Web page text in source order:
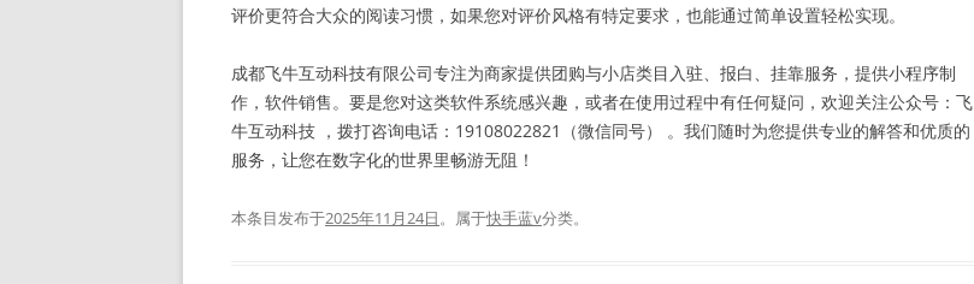
评价更符合大众的阅读习惯，如果您对评价风格有特定要求，也能通过简单设置轻松实现。
成都飞牛互动科技有限公司专注为商家提供团购与小店类目入驻、报白、挂靠服务，提供小程序制
作，软件销售。要是您对这类软件系统感兴趣，或者在使用过程中有任何疑问，欢迎关注公众号：飞
牛互动科技 ，拨打咨询电话：19108022821（微信同号） 。我们随时为您提供专业的解答和优质的
服务，让您在数字化的世界里畅游无阻！
本条目发布于2025年11月24日。属于快手蓝v分类。